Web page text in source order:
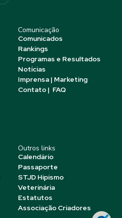
Comunicação
Comunicados
Rankings
Programas e Resultados
Notícias
Imprensa | Marketing
Contato | FAQ
Outros links
Calendário
Passaporte
STJD Hipismo
Veterinária
Estatutos
Associação Criadores